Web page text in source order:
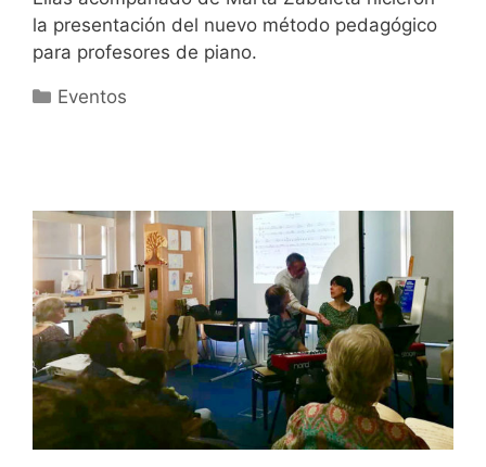
la presentación del nuevo método pedagógico
para profesores de piano.
Categorías
Eventos